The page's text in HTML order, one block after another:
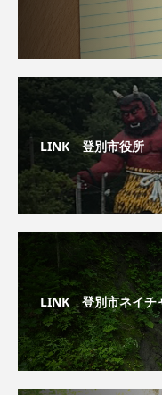
LINK 登別市役所
LINK 登別市ネイチ